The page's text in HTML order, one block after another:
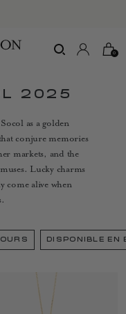
0
2025
as a golden
conjure memories
markets, and the
Lucky charms
come alive when
DISPONIBLE EN